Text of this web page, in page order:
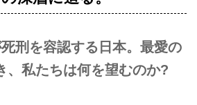
刑を容認する日本。最愛の
、私たちは何を望むのか?